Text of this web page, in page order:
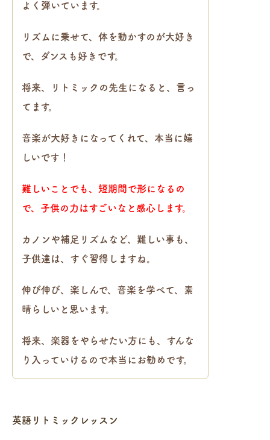
よく弾いています。
リズムに乗せて、体を動かすのが大好き
で、ダンスも好きです。
将来、リトミックの先生になると、言っ
てます。
音楽が大好きになってくれて、本当に嬉
しいです！
難しいことでも、短期間で形になるの
で、子供の力はすごいなと感心します。
カノンや補足リズムなど、難しい事も、
子供達は、すぐ習得しますね。
伸び伸び、楽しんで、音楽を学べて、素
晴らしいと思います。
将来、楽器をやらせたい方にも、すんな
り入っていけるので本当にお勧めです。
英語リトミックレッスン